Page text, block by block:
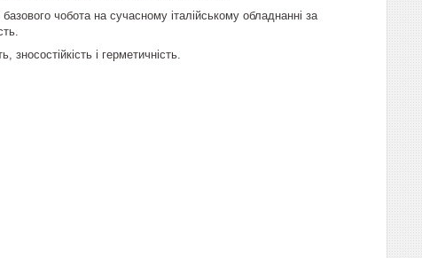
чобота на сучасному італійському обладнанні за
і герметичність.